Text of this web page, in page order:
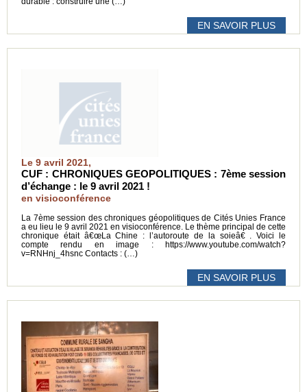
EN SAVOIR PLUS
Le 9 avril 2021,
CUF : CHRONIQUES GEOPOLITIQUES : 7ème session
d’échange : le 9 avril 2021 !
en visioconférence
La 7ème session des chroniques géopolitiques de Cités Unies France
a eu lieu le 9 avril 2021 en visioconférence. Le thème principal de cette
chronique était â€œLa Chine : l’autoroute de la soieâ€ . Voici le
compte rendu en image : https://www.youtube.com/watch?
v=RNHnj_4hsnc Contacts : (…)
EN SAVOIR PLUS